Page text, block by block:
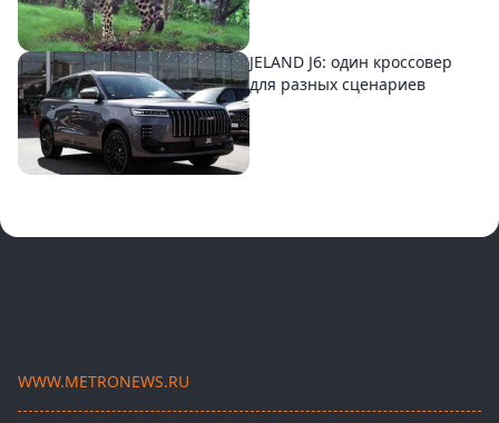
JELAND J6: один кроссовер
для разных сценариев
WWW.METRONEWS.RU